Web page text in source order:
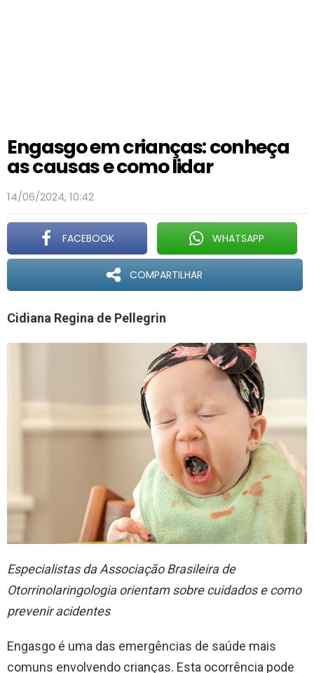
Engasgo em crianças: conheça
as causas e como lidar
14/06/2024, 10:42
FACEBOOK WHATSAPP
COMPARTILHAR
Cidiana Regina de Pellegrin
Especialistas da Associação Brasileira de
Otorrinolaringologia orientam sobre cuidados e como
prevenir acidentes
Engasgo é uma das emergências de saúde mais
comuns envolvendo crianças. Esta ocorrência pode